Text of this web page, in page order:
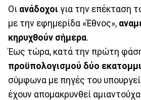
Οι ανάδοχοι για την επέκταση
με την εφημερίδα «Έθνος»,
κηρυχθούν σήμερα.
Έως τώρα, κατά την πρώτη
προϋπολογισμού δύο
σύμφωνα με πηγές του
έχουν απομακρυνθεί